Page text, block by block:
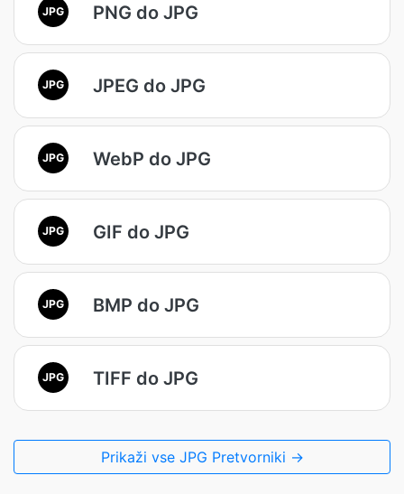
JPG PNG do JPG
JPG JPEG do JPG
JPG WebP do JPG
JPG GIF do JPG
JPG BMP do JPG
JPG TIFF do JPG
Prikaži vse JPG Pretvorniki →